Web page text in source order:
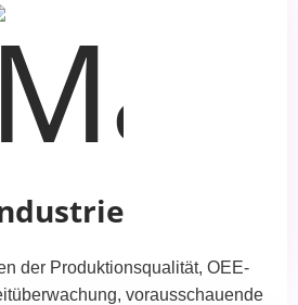
der Produktionsqualität, OEE-
vorausschauende